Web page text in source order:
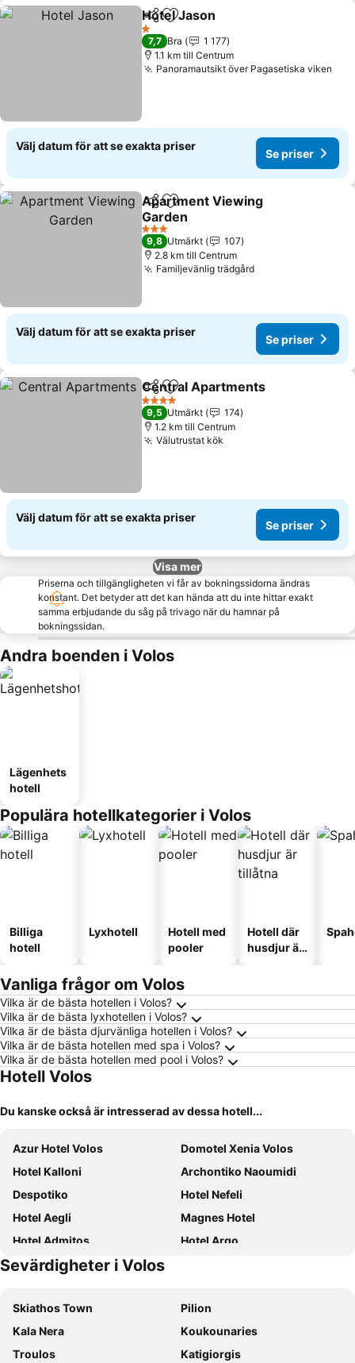
Dela Lägg till i Mina Favoriter
Hotel Jason
1 Stjärnor
7,7 Bra
1 177
1.1 km till Centrum
Panoramautsikt över Pagasetiska viken
Välj datum för att se exakta priser
Se priser
Dela Lägg till i Mina Favoriter
Apartment Viewing
Garden
Se priser
3 Stjärnor
9,8 Utmärkt
107
2.8 km till Centrum
Familjevänlig trädgårdSe priser
Välj datum för att se exakta priser
Se priser
Dela Lägg till i Mina Favoriter
Central Apartments
4 Stjärnor
9,5 Utmärkt
174
1.2 km till Centrum
Välutrustat kök
Välj datum för att se exakta priser
Se priser
Visa mer
Priserna och tillgängligheten vi får av bokningssidorna ändras
konstant. Det betyder att det kan hända att du inte hittar exakt
samma erbjudande du såg på trivago när du hamnar på
bokningssidan.
Andra boenden i Volos
Lägenhets
hotell
Populära hotellkategorier i Volos
Billiga
hotell
Lyxhotell
Hotell med
pooler
Hotell där
husdjur är
Vanliga frågor om Volos
Vilka är de bästa hotellen i Volos?
Vilka är de bästa lyxhotellen i Volos?
Vilka är de bästa djurvänliga hotellen i Volos?
Vilka är de bästa hotellen med spa i Volos?
Vilka är de bästa hotellen med pool i Volos?
Hotell Volos
Du kanske också är intresserad av dessa hotell...
Azur Hotel Volos
Domotel Xenia Volos
Hotel Kalloni
Archontiko Naoumidi
Despotiko
Hotel Nefeli
Hotel Aegli
Magnes Hotel
Hotel Admitos
Hotel Argo
Manthos Mountain Resort & Spa
Tokalis Boutique Hotel & Spa
Valis Resort Hotel
Volos Palace
Philippos Hotel
Erofili Hotel and Suites
Pelion Resort
Sevärdigheter i Volos
Skiathos Town
Pilion
Kala Nera
Κoukounaries
Τroulos
Katigiorgis